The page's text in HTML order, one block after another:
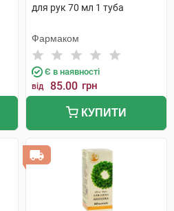
для рук 70 мл 1 туба
Фармаком
Є в наявності
від 85.00 грн
КУПИТИ